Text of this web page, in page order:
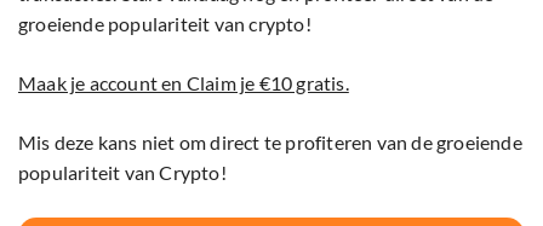
groeiende populariteit van crypto!
Maak je account en Claim je €10 gratis.
Mis deze kans niet om direct te profiteren van de groeiende
populariteit van Crypto!